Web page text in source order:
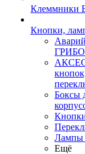
Клеммники
Кнопки,
Боксы
Лампы
Ещё